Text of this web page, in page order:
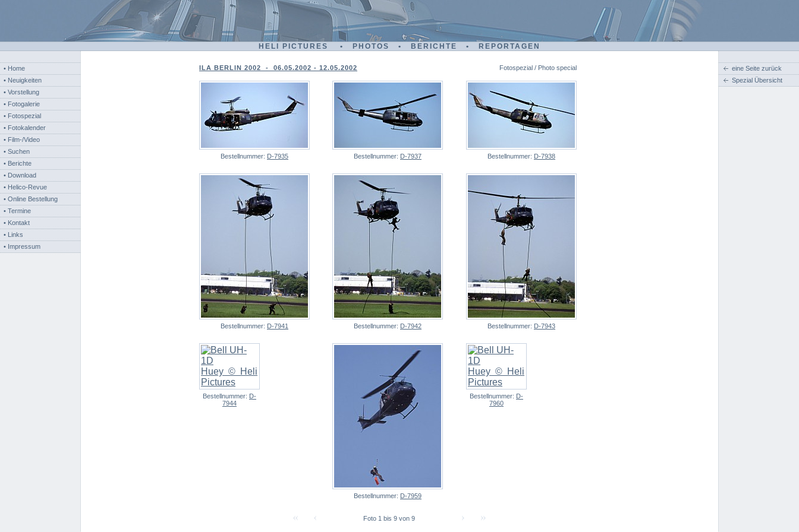
HELI PICTURES • PHOTOS • BERICHTE • REPORTAGEN
• Home
• Neuigkeiten
• Vorstellung
• Fotogalerie
• Fotospezial
• Fotokalender
• Film-/Video
• Suchen
• Berichte
• Download
• Helico-Revue
• Online Bestellung
• Termine
• Kontakt
• Links
• Impressum
ILA BERLIN 2002 - 06.05.2002 - 12.05.2002 Fotospezial / Photo special
Bestellnummer: D-7935 Bestellnummer: D-7937 Bestellnummer: D-7938
Bestellnummer: D-7941 Bestellnummer: D-7942 Bestellnummer: D-7943
Bestellnummer: D-
7944
Bestellnummer: D-7959
Bestellnummer: D-
7960
Foto 1 bis 9 von 9
eine Seite zurück
Spezial Übersicht